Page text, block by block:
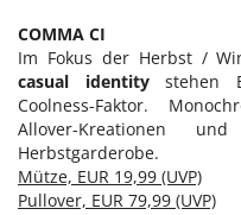
COMMA CI
Im Fokus der Herbst /
casual identitystehen
Coolness-Faktor.
Allover-Kreationen
Herbstgarderobe.
Mütze, EUR 19,99 (UVP)
Pullover, EUR 79,99 (UVP)